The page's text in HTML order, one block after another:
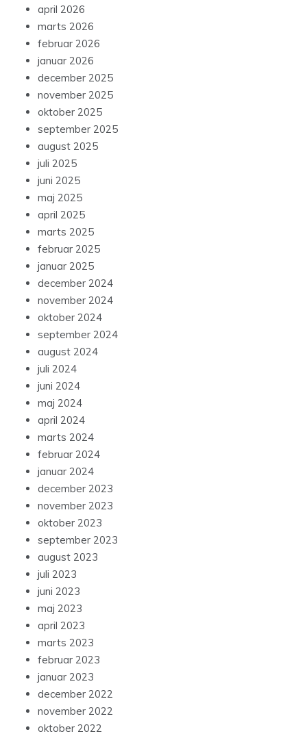
april 2026
marts 2026
februar 2026
januar 2026
december 2025
november 2025
oktober 2025
september 2025
august 2025
juli 2025
juni 2025
maj 2025
april 2025
marts 2025
februar 2025
januar 2025
december 2024
november 2024
oktober 2024
september 2024
august 2024
juli 2024
juni 2024
maj 2024
april 2024
marts 2024
februar 2024
januar 2024
december 2023
november 2023
oktober 2023
september 2023
august 2023
juli 2023
juni 2023
maj 2023
april 2023
marts 2023
februar 2023
januar 2023
december 2022
november 2022
oktober 2022